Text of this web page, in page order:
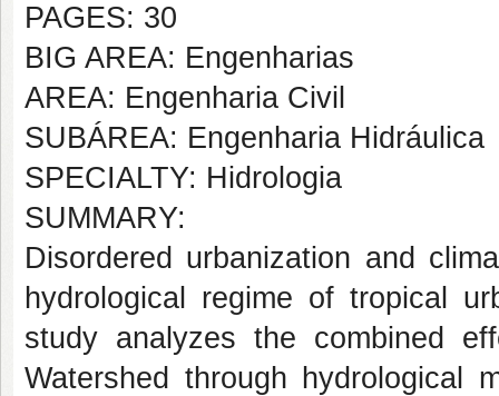
PAGES: 30
BIG AREA: Engenharias
AREA: Engenharia Civil
SUBÁREA: Engenharia Hidráulica
SPECIALTY: Hidrologia
SUMMARY:
Disordered urbanization and
hydrological regime of tropical
study analyzes the combined
Watershed through hydrological